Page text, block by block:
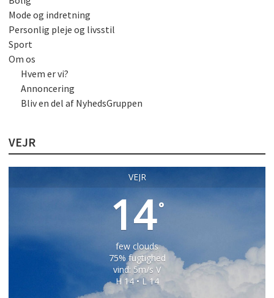
Mode og indretning
Personlig pleje og livsstil
Sport
Om os
Hvem er vi?
Annoncering
Bliv en del af NyhedsGruppen
VEJR
VEJR
14°
few clouds
75% fugtighed
vind: 5m/s V
H 14 • L 14